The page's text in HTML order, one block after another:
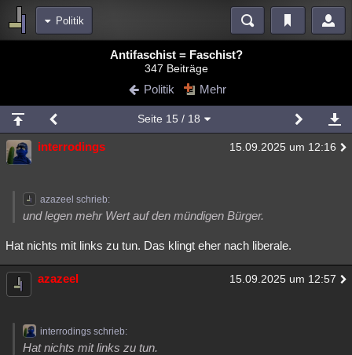
Politik
Blogs Videos
Chat Wiki Neuigkeiten
meine Rubriken
Menschen Wissenschaft Mystery Kriminalfälle
Natur Umfragen Unterhaltung
Astronomie
Übersichten
Antifaschist = Faschist?
347 Beiträge
Politik Mehr
Seite 15 / 18
interrodings 15.09.2025 um 12:16
azazeel schrieb:
und legen mehr Wert auf den mündigen Bürger.
Hat nichts mit links zu tun. Das klingt eher nach liberale.
azazeel 15.09.2025 um 12:57
interrodings schrieb:
Hat nichts mit links zu tun.